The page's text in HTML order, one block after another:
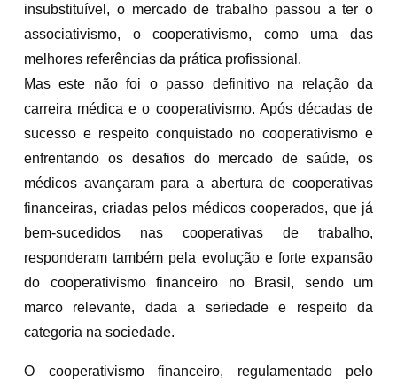
insubstituível, o mercado de trabalho passou a ter o
associativismo, o cooperativismo, como uma das
melhores referências da prática profissional.
Mas este não foi o passo definitivo na relação da
carreira médica e o cooperativismo. Após décadas de
sucesso e respeito conquistado no cooperativismo e
enfrentando os desafios do mercado de saúde, os
médicos avançaram para a abertura de cooperativas
financeiras, criadas pelos médicos cooperados, que já
bem-sucedidos nas cooperativas de trabalho,
responderam também pela evolução e forte expansão
do cooperativismo financeiro no Brasil, sendo um
marco relevante, dada a seriedade e respeito da
categoria na sociedade.
O cooperativismo financeiro, regulamentado pelo